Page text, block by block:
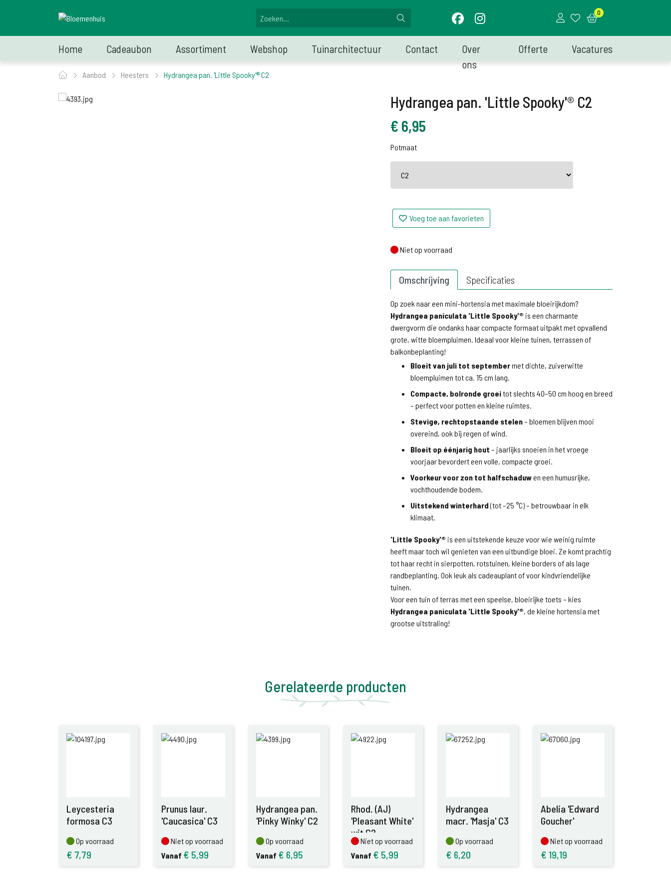
0
Home Cadeaubon Assortiment Webshop Tuinarchitectuur Contact
Over
ons
Offerte Vacatures
Aanbod Heesters Hydrangea pan. 'Little Spooky'® C2
Hydrangea pan. 'Little Spooky'® C2
€ 6,95
Potmaat
Voeg toe aan favorieten
Niet op voorraad
Niet op voorraad
Omschrijving Specificaties
Op zoek naar een mini-hortensia met maximale bloeirijkdom?
Hydrangea paniculata 'Little Spooky'® is een charmante
dwergvorm die ondanks haar compacte formaat uitpakt met opvallend
grote, witte bloempluimen. Ideaal voor kleine tuinen, terrassen of
balkonbeplanting!
Bloeit van juli tot septembermet dichte, zuiverwitte
bloempluimen tot ca. 15 cm lang.
Compacte, bolronde groeitot slechts 40–50 cm hoog en breed
– perfect voor potten en kleine ruimtes.
Stevige, rechtopstaande stelen– bloemen blijven mooi
overeind, ook bij regen of wind.
Bloeit op éénjarig hout – jaarlijks snoeien in het vroege
voorjaar bevordert een volle, compacte groei.
Voorkeur voor zon tot halfschaduwen een humusrijke,
vochthoudende bodem.
Uitstekend winterhard(tot –25 °C) – betrouwbaar in elk
klimaat.
'Little Spooky'® is een uitstekende keuze voor wie weinig ruimte
heeft maar toch wil genieten van een uitbundige bloei. Ze komt prachtig
tot haar recht in sierpotten, rotstuinen, kleine borders of als lage
randbeplanting. Ook leuk als cadeauplant of voor kindvriendelijke
tuinen.
Voor een tuin of terras met een speelse, bloeirijke toets – kies
Hydrangea paniculata 'Little Spooky'®, de kleine hortensia met
grootse uitstraling!
Gerelateerde producten
Leycesteria
formosa C3
Op voorraad
Op voorraad
€ 7,79
Prunus laur.
'Caucasica' C3
Niet op voorraad
Niet op voorraad
Vanaf € 5,99
Hydrangea pan.
'Pinky Winky' C2
Op voorraad
Op voorraad
Vanaf € 6,95
Rhod. (AJ)
'Pleasant White'
wit C2
Niet op voorraad
Niet op voorraad
Vanaf € 5,99
Hydrangea
macr. 'Masja' C3
Op voorraad
Op voorraad
€ 6,20
Abelia 'Edward
Goucher'
Niet op voorraad
Niet op voorraad
€ 19,19